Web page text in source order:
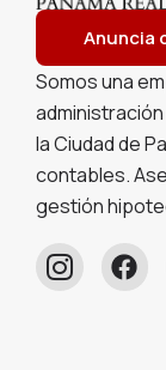
Anuncia
Somos una
la Ciudad de
contables.
gestión